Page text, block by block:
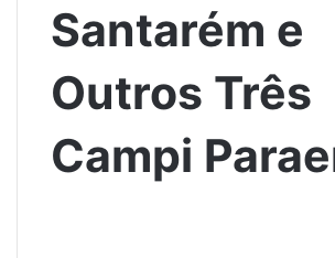
Santarém e
Outros Três
Campi